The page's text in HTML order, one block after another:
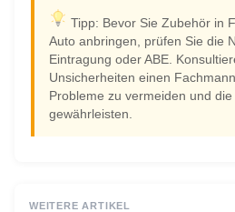
Tipp: Bevor Sie Zubehör in
Auto anbringen, prüfen Sie die
Eintragung oder ABE.
Unsicherheiten einen
Probleme zu vermeiden und
gewährleisten.
WEITERE ARTIKEL